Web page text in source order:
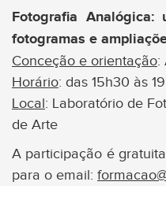
Fotografia
fotogramas e
Conceção e orientação:
Horário: das 15h30 às
Local: Laboratório de
de Arte
A participação é
para o email: